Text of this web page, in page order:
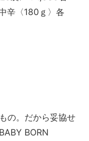
辛〈180ｇ〉各
の。だから妥協せ
BORN